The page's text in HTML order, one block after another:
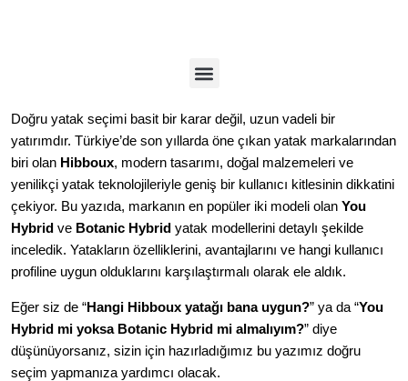
Doğru yatak seçimi basit bir karar değil, uzun vadeli bir
yatırımdır. Türkiye’de son yıllarda öne çıkan yatak markalarından
biri olan Hibboux, modern tasarımı, doğal malzemeleri ve
yenilikçi yatak teknolojileriyle geniş bir kullanıcı kitlesinin dikkatini
çekiyor. Bu yazıda, markanın en popüler iki modeli olan You
Hybrid ve Botanic Hybrid yatak modellerini detaylı şekilde
inceledik. Yatakların özelliklerini, avantajlarını ve hangi kullanıcı
profiline uygun olduklarını karşılaştırmalı olarak ele aldık.
Eğer siz de “Hangi Hibboux yatağı bana uygun?” ya da “You
Hybrid mi yoksa Botanic Hybrid mi almalıyım?” diye
düşünüyorsanız, sizin için hazırladığımız bu yazımız doğru
seçim yapmanıza yardımcı olacak.